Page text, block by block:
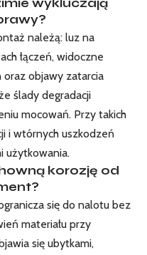
wykluczają
należą: luz na
łączeń, widoczne
objawy zatarcia
ślady degradacji
mocowań. Przy takich
i wtórnych uszkodzeń
użytkowania.
korozję od
się do nalotu bez
materiału przy
się ubytkami,